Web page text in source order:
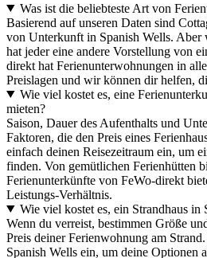
Was ist die beliebteste Art von
Basierend auf unseren Daten sind
von Unterkunft in Spanish Wells. Aber
hat jeder eine andere Vorstellung von
direkt hat Ferienunterwohnungen in
Preislagen und wir können dir helfen,
Wie viel kostet es, eine
mieten?
Saison, Dauer des Aufenthalts und
Faktoren, die den Preis eines
einfach deinen Reisezeitraum ein, um
finden. Von gemütlichen Ferienhütten
Ferienunterkünfte von FeWo-direkt
Leistungs-Verhältnis.
Wie viel kostet es, ein Strandhaus in
Wenn du verreist, bestimmen Größe
Preis deiner Ferienwohnung am
Spanish Wells ein, um deine Optionen